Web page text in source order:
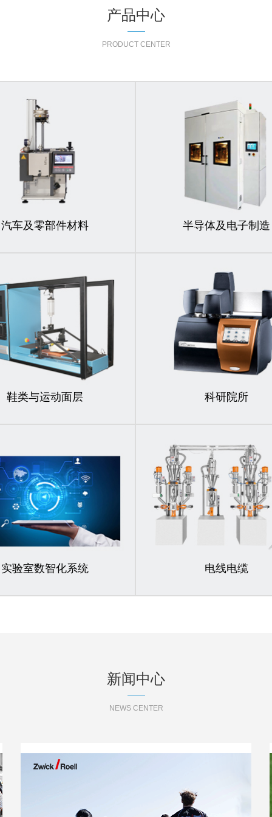
产品中心
PRODUCT CENTER
汽车及零部件材料 半导体及电子制造
鞋类与运动面层 科研院所
实验室数智化系统 电线电缆
新闻中心
NEWS CENTER